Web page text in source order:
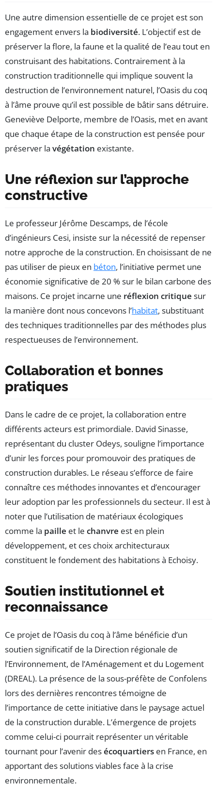
Une autre dimension essentielle de ce projet est son
engagement envers la biodiversité. L’objectif est de
préserver la flore, la faune et la qualité de l’eau tout en
construisant des habitations. Contrairement à la
construction traditionnelle qui implique souvent la
destruction de l’environnement naturel, l’Oasis du coq
à l’âme prouve qu’il est possible de bâtir sans détruire.
Geneviève Delporte, membre de l’Oasis, met en avant
que chaque étape de la construction est pensée pour
préserver la végétation existante.
Une réflexion sur l’approche
constructive
Le professeur Jérôme Descamps, de l’école
d’ingénieurs Cesi, insiste sur la nécessité de repenser
notre approche de la construction. En choisissant de ne
pas utiliser de pieux en béton, l’initiative permet une
économie significative de 20 % sur le bilan carbone des
maisons. Ce projet incarne une réflexion critique sur
la manière dont nous concevons l’habitat, substituant
des techniques traditionnelles par des méthodes plus
respectueuses de l’environnement.
Collaboration et bonnes
pratiques
Dans le cadre de ce projet, la collaboration entre
différents acteurs est primordiale. David Sinasse,
représentant du cluster Odeys, souligne l’importance
d’unir les forces pour promouvoir des pratiques de
construction durables. Le réseau s’efforce de faire
connaître ces méthodes innovantes et d’encourager
leur adoption par les professionnels du secteur. Il est à
noter que l’utilisation de matériaux écologiques
comme la paille et le chanvre est en plein
développement, et ces choix architecturaux
constituent le fondement des habitations à Echoisy.
Soutien institutionnel et
reconnaissance
Ce projet de l’Oasis du coq à l’âme bénéficie d’un
soutien significatif de la Direction régionale de
l’Environnement, de l’Aménagement et du Logement
(DREAL). La présence de la sous-préfète de Confolens
lors des dernières rencontres témoigne de
l’importance de cette initiative dans le paysage actuel
de la construction durable. L’émergence de projets
comme celui-ci pourrait représenter un véritable
tournant pour l’avenir desécoquartiers en France, en
apportant des solutions viables face à la crise
environnementale.